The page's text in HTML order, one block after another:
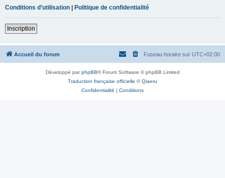
Conditions d’utilisation | Politique de confidentialité
Inscription
Accueil du forum Fuseau horaire sur UTC+02:00
Développé parphpBB® Forum Software © phpBB Limited
Traduction française officielle ©Qiaeru
Confidentialité | Conditions